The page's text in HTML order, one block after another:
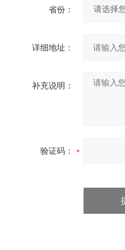
省份：
详细地址：
补充说明：
验证码：